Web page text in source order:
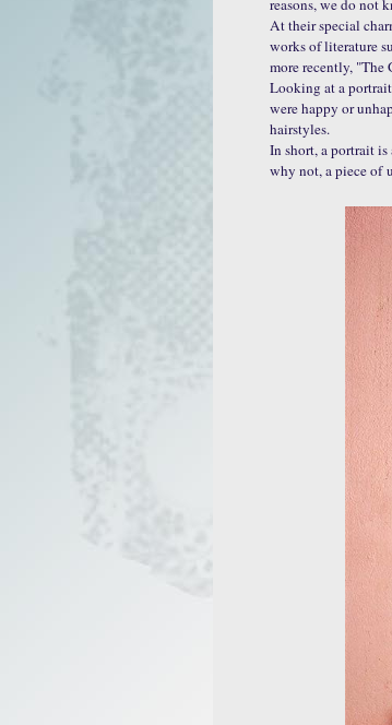
reasons, we do not
At their special
works of literature
more recently, "The
Looking at a
were happy or
hairstyles.
In short, a portrait
why not, a piece of